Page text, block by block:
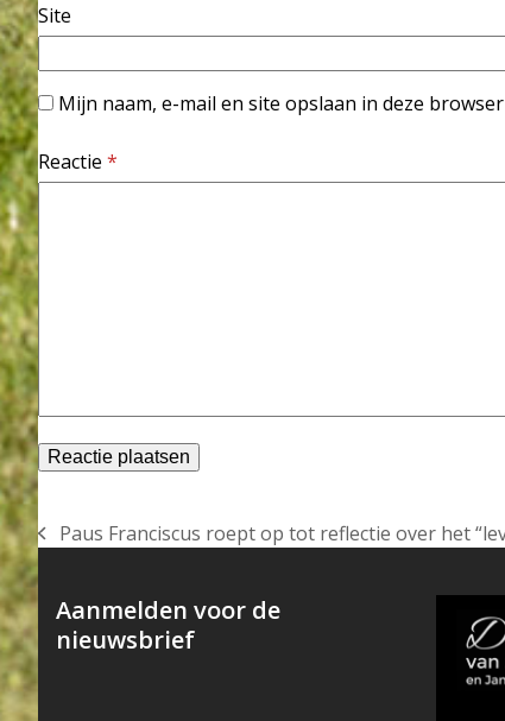
Site
Mijn naam, e-mail en site opslaan in deze
Reactie *
previous
post:
Paus Franciscus roept op tot reflectie over het
Aanmelden voor de
nieuwsbrief